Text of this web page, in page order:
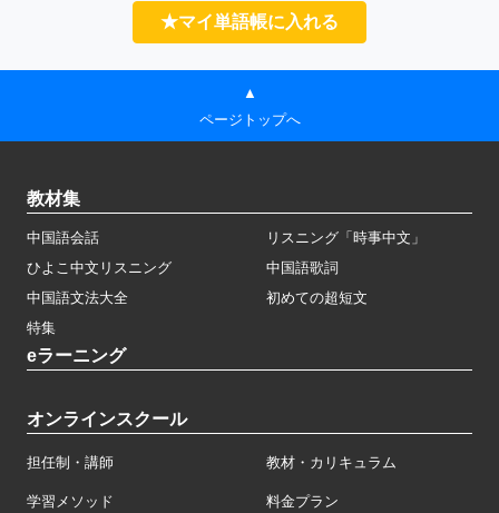
★マイ単語帳に入れる
▲
ページトップへ
教材集
中国語会話
リスニング「時事中文」
ひよこ中文リスニング
中国語歌詞
中国語文法大全
初めての超短文
特集
eラーニング
オンラインスクール
担任制・講師 教材・カリキュラム
学習メソッド 料金プラン